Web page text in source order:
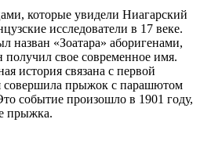
которые увидели Ниагарский
исследователи в 17 веке.
назван «Зоатара» аборигенами,
получил свое современное имя.
история связана с первой
совершила прыжок с парашютом
событие произошло в 1901 году,
прыжка.